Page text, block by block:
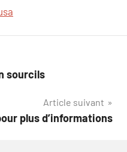
sourcils
Article suivant
plus d’informations